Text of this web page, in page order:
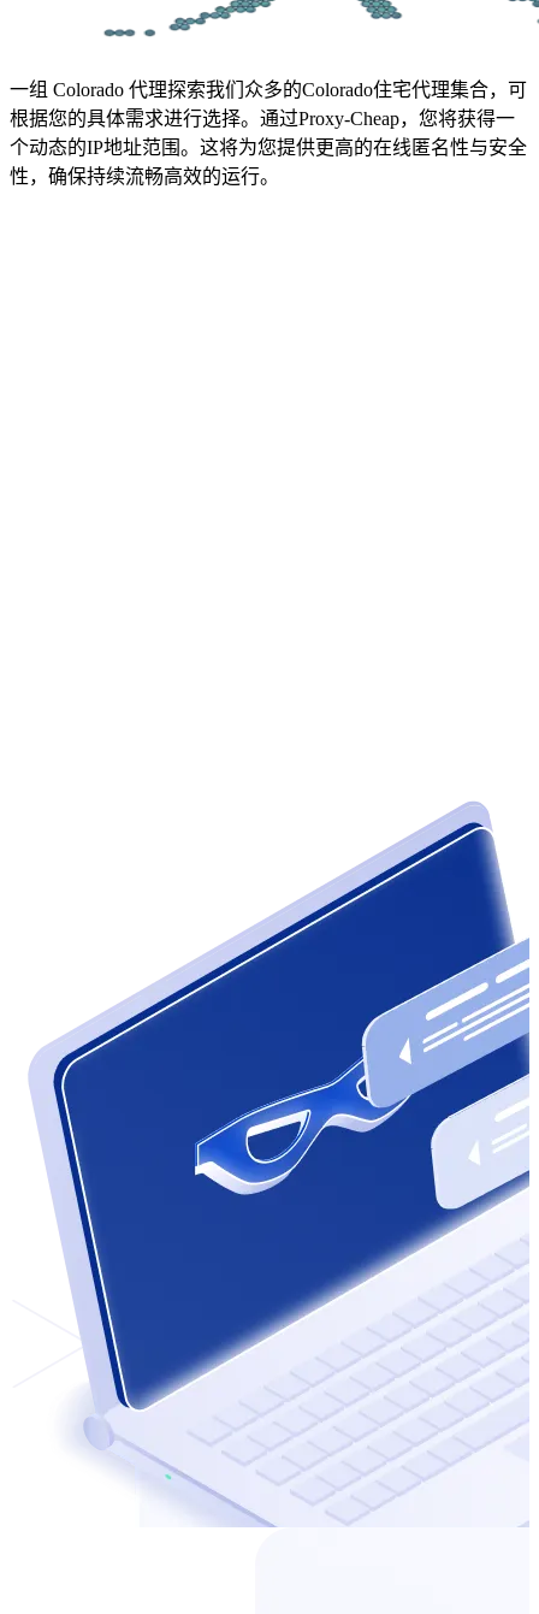
一组 Colorado 代理探索我们众多的Colorado住宅代理集合，可
根据您的具体需求进行选择。通过Proxy-Cheap，您将获得一
个动态的IP地址范围。这将为您提供更高的在线匿名性与安全
性，确保持续流畅高效的运行。